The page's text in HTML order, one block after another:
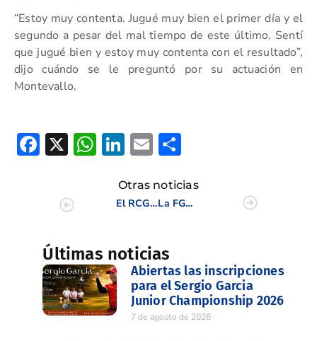
“Estoy muy contenta. Jugué muy bien el primer día y el
segundo a pesar del mal tiempo de este último. Sentí
que jugué bien y estoy muy contenta con el resultado”,
dijo cuándo se le preguntó por su actuación en
Montevallo.
Facebook
X WhatsApp
LinkedIn
Email
Otras noticias
El RCG Manises, Campeón de España Interclubes Masculino 2012
La FGCV solidaria, recaudó casi 4.000 € en el III Torneo Casa Caridad
Últimas noticias
Abiertas las inscripciones
para el Sergio Garcia
Junior Championship 2026
7 de agosto de 2026